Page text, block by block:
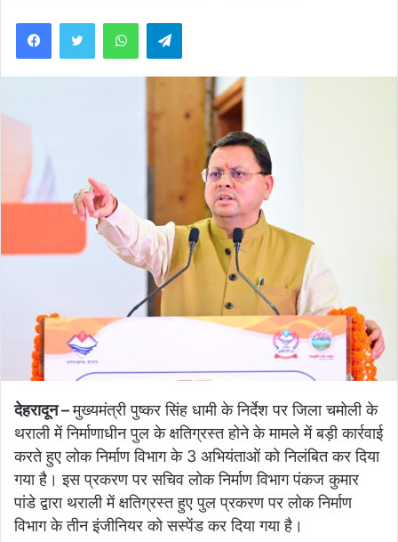
WhatsAppTelegram
देहरादून –मुख्यमंत्री पुष्कर सिंह धामी के निर्देश पर जिला चमोली के
थराली में निर्माणाधीन पुल के क्षतिग्रस्त होने के मामले में बड़ी कार्रवाई
करते हुए लोक निर्माण विभाग के 3 अभियंताओं को निलंबित कर दिया
गया है। इस प्रकरण पर सचिव लोक निर्माण विभाग पंकज कुमार
पांडे द्वारा थराली में क्षतिग्रस्त हुए पुल प्रकरण पर लोक निर्माण
विभाग के तीन इंजीनियर को सस्पेंड कर दिया गया है।